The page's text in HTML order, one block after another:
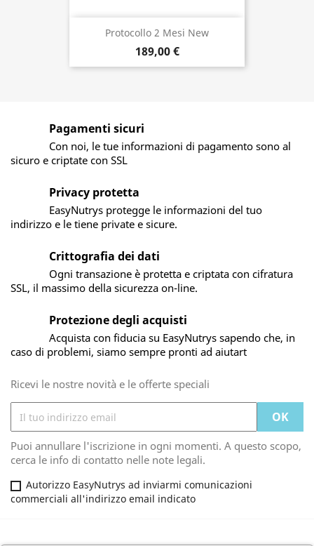
Protocollo 2 Mesi New
189,00 €
Pagamenti sicuri
Con noi, le tue informazioni di pagamento sono al
sicuro e criptate con SSL
Privacy protetta
EasyNutrys protegge le informazioni del tuo
indirizzo e le tiene private e sicure.
Crittografia dei dati
Ogni transazione è protetta e criptata con cifratura
SSL, il massimo della sicurezza on-line.
Protezione degli acquisti
Acquista con fiducia su EasyNutrys sapendo che, in
caso di problemi, siamo sempre pronti ad aiutart
Ricevi le nostre novità e le offerte speciali
Puoi annullare l'iscrizione in ogni momenti. A questo scopo,
cerca le info di contatto nelle note legali.
Autorizzo EasyNutrys ad inviarmi comunicazioni
commerciali all'indirizzo email indicato